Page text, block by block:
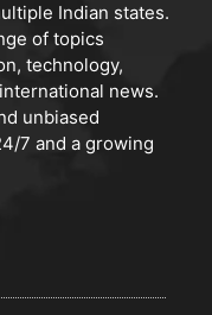
Indian states.
of topics
technology,
news.
unbiased
7 and a growing